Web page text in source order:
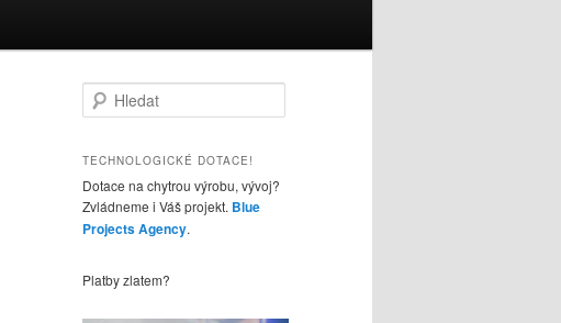
l
d
t
TECHNOLOGICKÉ DOTACE!
Dotace na chytrou výrobu, vývoj?
Zvládneme i Váš projekt. Blue
Projects Agency.
Platby zlatem?